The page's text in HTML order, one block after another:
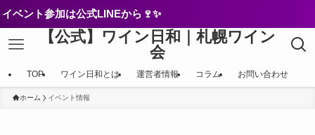
参加は公式LINEから🍷✨
【公式】ワイン日和｜札幌ワイン
会
TOP ワイン日和とは 運営者情報 コラム お問い合わせ
ホーム イベント情報